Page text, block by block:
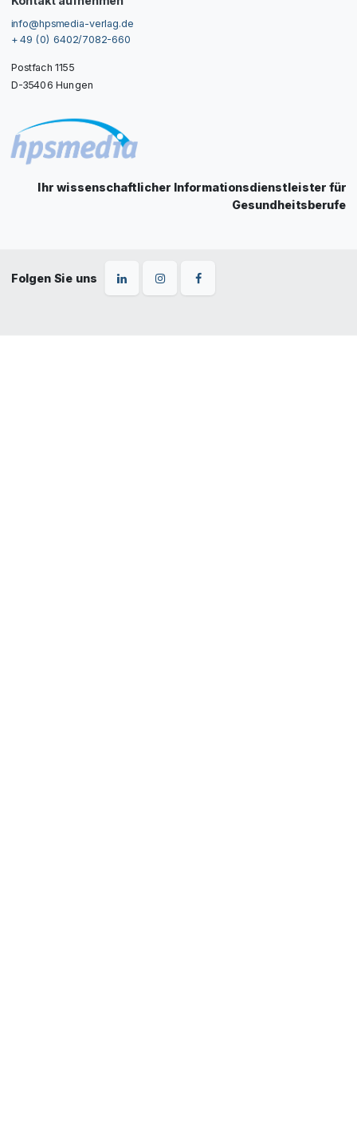
info@hpsmedia-verlag.de
+ 49 (0) 6402/7082-660
Postfach 1155
D-35406 Hungen
Ihr wissenschaftlicher Informationsdienstleister für
Gesundheitsberufe
Folgen Sie uns